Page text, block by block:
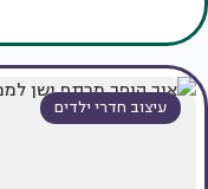
עיצוב חדרי ילדים